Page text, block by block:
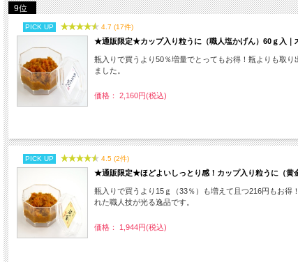
9位
PICK UP 4.7 (17件)
★通販限定★カップ入り粒うに（職人塩かげん）60ｇ入｜
瓶入りで買うより50％増量でとってもお得！瓶よりも取
ました。
価格： 2,160円(税込)
PICK UP 4.5 (2件)
★通販限定★ほどよいしっとり感！カップ入り粒うに（黄
瓶入りで買うより15ｇ（33％）も増えて且つ216円もお
れた職人技が光る逸品です。
価格： 1,944円(税込)